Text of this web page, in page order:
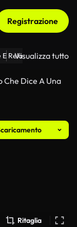
Registrazione
Relazioni Il
Visualizza tutto
Che Dice A Una
Ritaglia